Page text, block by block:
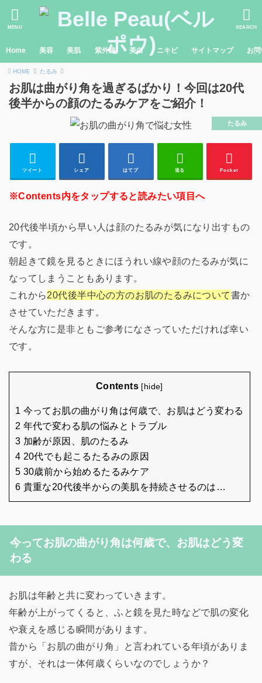
MENU SEARCH
Home 美容 美肌 紫外線 美白 ニキビ サイトマップ お
HOME たるみ
お肌は曲がり角を過ぎるばかり！今回は20代
後半からの顔のたるみケアをご紹介！
たるみ
ツイート シェア はてブ 送る Pocket
※Contents内をタップすると読みたい項目へ
20代後半頃から早い人は顔のたるみが気になり出すもの
です。
朝起きて鏡を見るときにほうれい線や顔のたるみが気に
なってしまうこともあります。
これから20代後半中心の方のお肌のたるみについて書か
させていただきます。
そんな方に是非ともご参考になさっていただければ幸い
です。
Contents [hide]
1 今ってお肌の曲がり角は何歳で、お肌はどう変わる
2 年代で変わる肌の悩みとトラブル
3 加齢が原因、肌のたるみ
4 20代でも起こるたるみの原因
5 30歳前から始めるたるみケア
6 貴重な20代後半からの美肌を持続させるのは…
今ってお肌の曲がり角は何歳で、お肌はどう変
わる
お肌は年齢と共に変わっていきます。
年齢が上がってくると、ふと鏡を見た時などで肌の変化
や衰えを感じる瞬間があります。
昔から「お肌の曲がり角」と言われている年頃がありま
すが、それは一体何歳くらいなのでしょうか？